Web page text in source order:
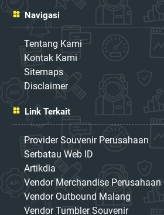
Navigasi
Tentang Kami
Kontak Kami
Sitemaps
Disclaimer
Link Terkait
Provider Souvenir Perusahaan
Serbatau Web ID
Artikdia
Vendor Merchandise Perusahaan
Vendor Outbound Malang
Vendor Tumbler Souvenir